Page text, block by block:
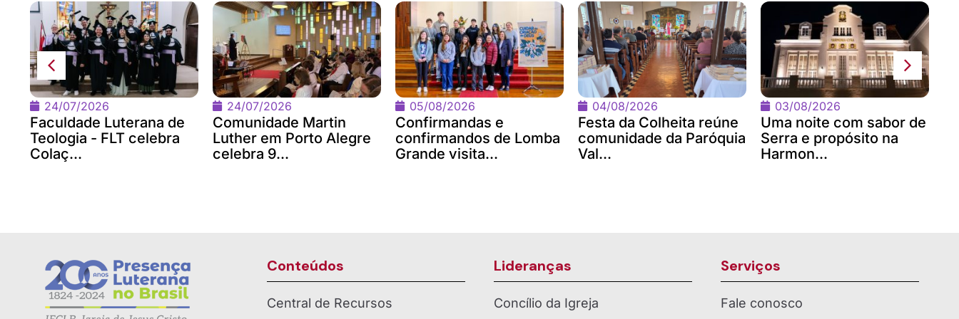
24/07/2026
Faculdade Luterana de
Teologia - FLT celebra
Colaç...
24/07/2026
Comunidade Martin
Luther em Porto Alegre
celebra 9...
05/08/2026
Confirmandas e
confirmandos de Lomba
Grande visita...
04/08/2026
Festa da Colheita reúne
comunidade da Paróquia
Val...
03/08/2026
Uma noite com sabor de
Serra e propósito na
Harmon...
Conteúdos
Central de Recursos
Lideranças
Concílio da Igreja
Serviços
Fale conosco